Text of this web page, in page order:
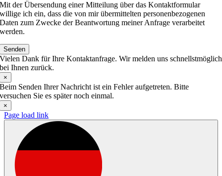
Mit der Übersendung einer Mitteilung über das Kontaktformular
willige ich ein, dass die von mir übermittelten personenbezogenen
Daten zum Zwecke der Beantwortung meiner Anfrage verarbeitet
werden.
Senden
Vielen Dank für Ihre Kontaktanfrage. Wir melden uns schnellstmöglich
bei Ihnen zurück.
×
Beim Senden Ihrer Nachricht ist ein Fehler aufgetreten. Bitte
versuchen Sie es später noch einmal.
×
Page load link